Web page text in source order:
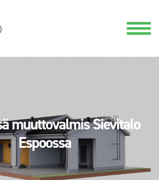
muuttovalmis Sievitalo
Espoossa